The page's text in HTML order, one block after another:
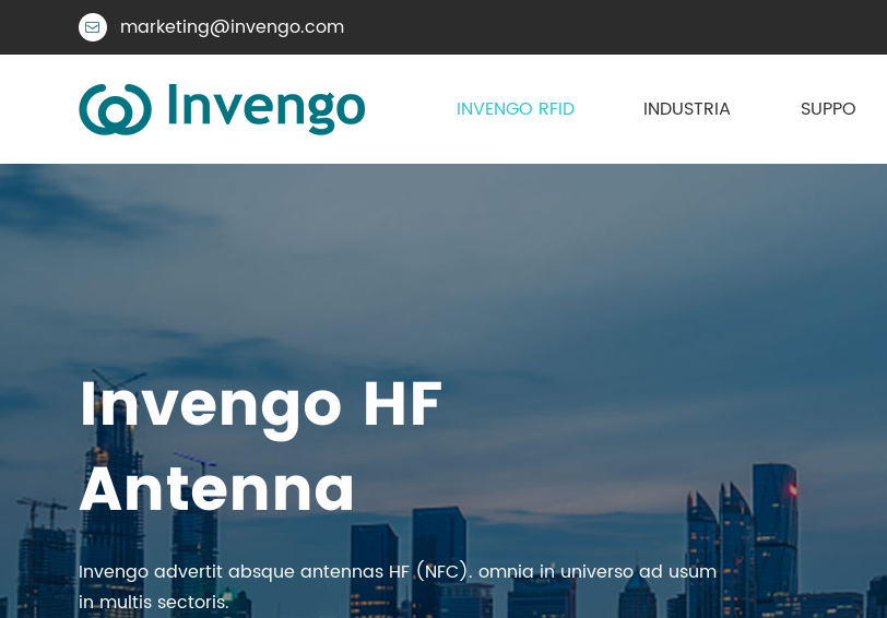
 marketing@invengo.com
INVENGO RFID INDUSTRIA SUPPO
Invengo HF
Antenna
Invengo advertit absque antennas HF (NFC). omnia in universo ad usum
in multis sectoris.